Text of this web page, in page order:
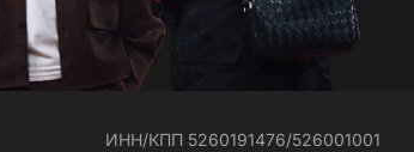
ИНН/КПП 5260191476/526001001